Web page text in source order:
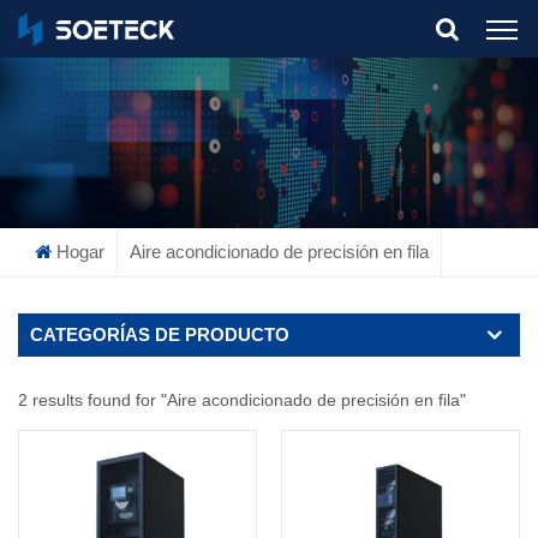
What Are You Looking For?
Hogar Aire acondicionado de precisión en fila
CATEGORÍAS DE PRODUCTO
2 results found for "Aire acondicionado de precisión en fila"